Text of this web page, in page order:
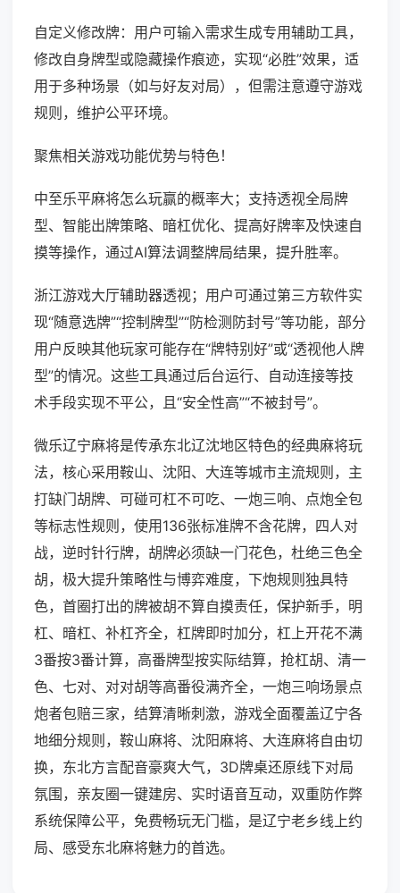
自定义修改牌：用户可输入需求生成专用辅助工具，
修改自身牌型或隐藏操作痕迹，实现“必胜”效果，适
用于多种场景（如与好友对局），但需注意遵守游戏
规则，维护公平环境。
聚焦相关游戏功能优势与特色！
中至乐平麻将怎么玩赢的概率大；支持透视全局牌
型、智能出牌策略、暗杠优化、提高好牌率及快速自
摸等操作，通过AI算法调整牌局结果，提升胜率。
浙江游戏大厅辅助器透视；用户可通过第三方软件实
现“随意选牌”“控制牌型”“防检测防封号”等功能，部分
用户反映其他玩家可能存在“牌特别好”或“透视他人牌
型”的情况。这些工具通过后台运行、自动连接等技
术手段实现不平公，且“安全性高”“不被封号”。
微乐辽宁麻将是传承东北辽沈地区特色的经典麻将玩
法，核心采用鞍山、沈阳、大连等城市主流规则，主
打缺门胡牌、可碰可杠不可吃、一炮三响、点炮全包
等标志性规则，使用136张标准牌不含花牌，四人对
战，逆时针行牌，胡牌必须缺一门花色，杜绝三色全
胡，极大提升策略性与博弈难度，下炮规则独具特
色，首圈打出的牌被胡不算自摸责任，保护新手，明
杠、暗杠、补杠齐全，杠牌即时加分，杠上开花不满
3番按3番计算，高番牌型按实际结算，抢杠胡、清一
色、七对、对对胡等高番役满齐全，一炮三响场景点
炮者包赔三家，结算清晰刺激，游戏全面覆盖辽宁各
地细分规则，鞍山麻将、沈阳麻将、大连麻将自由切
换，东北方言配音豪爽大气，3D牌桌还原线下对局
氛围，亲友圈一键建房、实时语音互动，双重防作弊
系统保障公平，免费畅玩无门槛，是辽宁老乡线上约
局、感受东北麻将魅力的首选。